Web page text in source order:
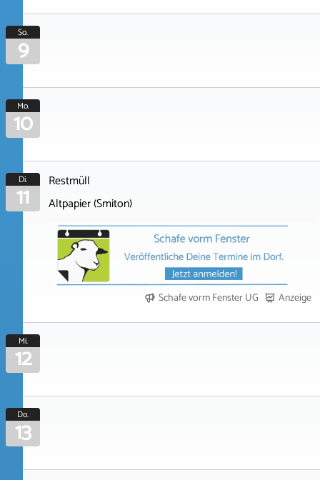
So.
9
Mo.
10
Di.
11
Restmüll
Altpapier (Smiton)
Schafe vorm Fenster UG Anzeige
Mi.
12
Do.
13